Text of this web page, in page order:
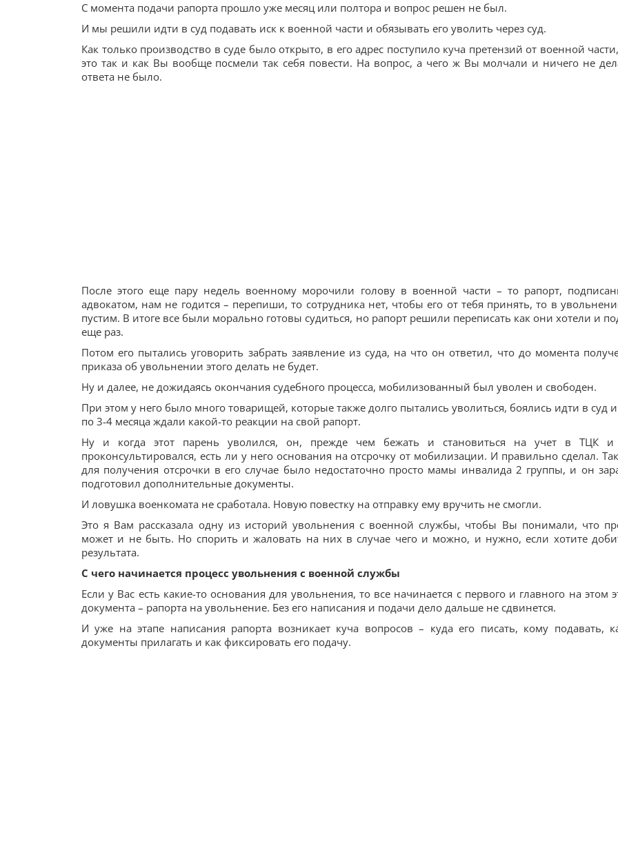
С момента подачи рапорта прошло уже месяц или полтора и вопрос решен не был.
И мы решили идти в суд подавать иск к военной части и обязывать его уволить через суд.
Как только производство в суде было открыто, в его адрес поступило куча претензий от военной
это так и как Вы вообще посмели так себя повести. На вопрос, а чего ж Вы молчали и ничего не
ответа не было.
После этого еще пару недель военному морочили голову в военной части – то рапорт,
адвокатом, нам не годится – перепиши, то сотрудника нет, чтобы его от тебя принять, то в
пустим. В итоге все были морально готовы судиться, но рапорт решили переписать как они хотели и
еще раз.
Потом его пытались уговорить забрать заявление из суда, на что он ответил, что до момента
приказа об увольнении этого делать не будет.
Ну и далее, не дожидаясь окончания судебного процесса, мобилизованный был уволен и свободен.
При этом у него было много товарищей, которые также долго пытались уволиться, боялись идти в суд
по 3-4 месяца ждали какой-то реакции на свой рапорт.
Ну и когда этот парень уволился, он, прежде чем бежать и становиться на учет в ТЦК
проконсультировался, есть ли у него основания на отсрочку от мобилизации. И правильно сделал.
для получения отсрочки в его случае было недостаточно просто мамы инвалида 2 группы, и он
подготовил дополнительные документы.
И ловушка военкомата не сработала. Новую повестку на отправку ему вручить не смогли.
Это я Вам рассказала одну из историй увольнения с военной службы, чтобы Вы понимали, что
может и не быть. Но спорить и жаловать на них в случае чего и можно, и нужно, если хотите
результата.
С чего начинается процесс увольнения с военной службы
Если у Вас есть какие-то основания для увольнения, то все начинается с первого и главного на этом
документа – рапорта на увольнение. Без его написания и подачи дело дальше не сдвинется.
И уже на этапе написания рапорта возникает куча вопросов – куда его писать, кому подавать,
документы прилагать и как фиксировать его подачу.